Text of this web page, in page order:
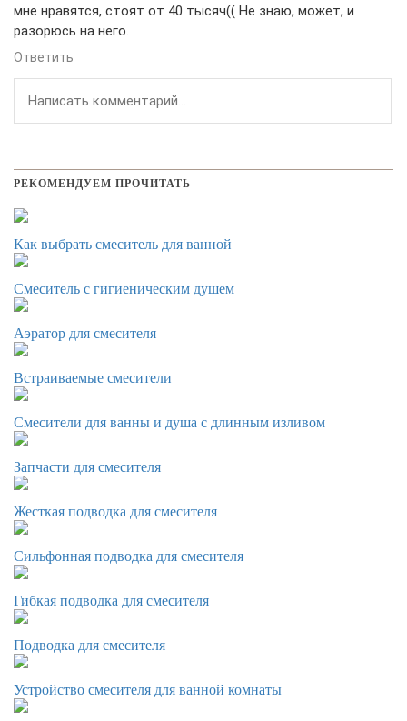
мне нравятся, стоят от 40 тысяч(( Не знаю, может, и
разорюсь на него.
Ответить
РЕКОМЕНДУЕМ ПРОЧИТАТЬ
Как выбрать смеситель для ванной
Смеситель с гигиеническим душем
Аэратор для смесителя
Встраиваемые смесители
Смесители для ванны и душа с длинным изливом
Запчасти для смесителя
Жесткая подводка для смесителя
Сильфонная подводка для смесителя
Гибкая подводка для смесителя
Подводка для смесителя
Устройство смесителя для ванной комнаты